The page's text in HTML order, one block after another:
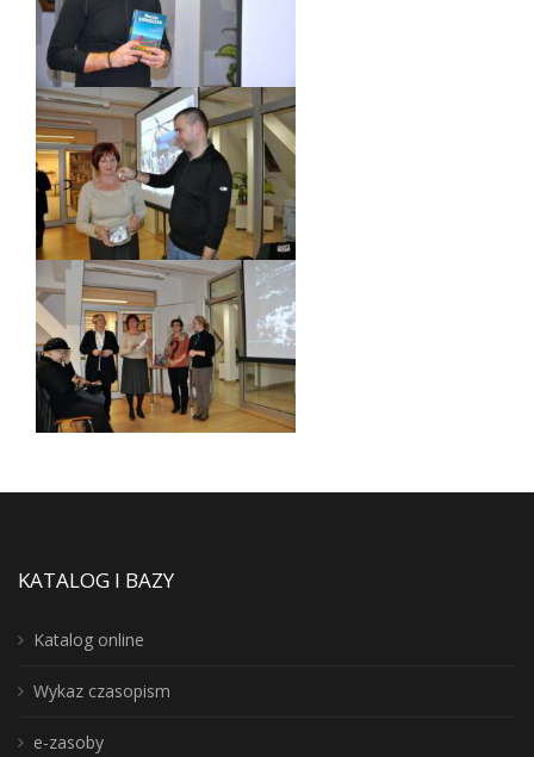
KATALOG I BAZY
Katalog online
Wykaz czasopism
e-zasoby